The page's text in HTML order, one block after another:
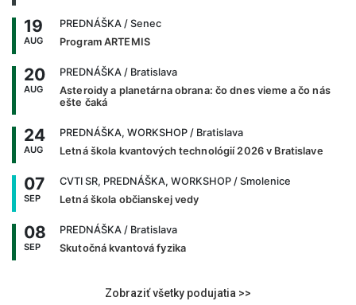
19
AUG
PREDNÁŠKA / Senec
Program ARTEMIS
20
AUG
PREDNÁŠKA / Bratislava
Asteroidy a planetárna obrana: čo dnes vieme a čo nás
ešte čaká
24
AUG
PREDNÁŠKA, WORKSHOP / Bratislava
Letná škola kvantových technológií 2026 v Bratislave
07
SEP
CVTI SR, PREDNÁŠKA, WORKSHOP / Smolenice
Letná škola občianskej vedy
08
SEP
PREDNÁŠKA / Bratislava
Skutočná kvantová fyzika
Zobraziť všetky podujatia >>